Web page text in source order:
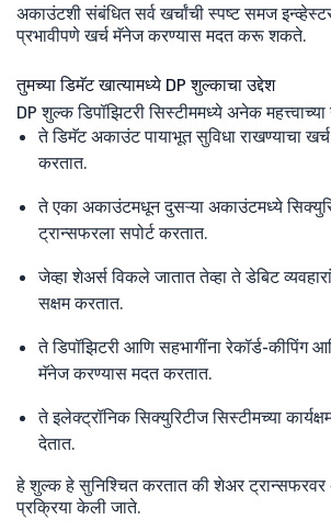
अकाउंटशी संबंधित सर्व खर्चांची स्पष्ट समज
प्रभावीपणे खर्च मॅनेज करण्यास मदत करू शकते.
तुमच्या डिमॅट खात्यामध्ये DP शुल्काचा उद्देश
DP शुल्क डिपॉझिटरी सिस्टीममध्ये अनेक महत्त्वाच्या
ते डिमॅट अकाउंट पायाभूत सुविधा राखण्याचा
करतात.
ते एका अकाउंटमधून दुसऱ्या अकाउंटमध्ये
ट्रान्सफरला सपोर्ट करतात.
जेव्हा शेअर्स विकले जातात तेव्हा ते डेबिट
सक्षम करतात.
ते डिपॉझिटरी आणि सहभागींना रेकॉर्ड-कीपिंग
मॅनेज करण्यास मदत करतात.
ते इलेक्ट्रॉनिक सिक्युरिटीज सिस्टीमच्या
देतात.
हे शुल्क हे सुनिश्चित करतात की शेअर
प्रक्रिया केली जाते.